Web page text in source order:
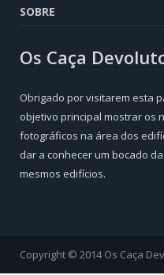
SOBRE
Os Caça
Obrigado por visitarem esta
objetivo principal mostrar os
fotográficos na área dos
dar a conhecer um bocado
mesmos edifícios.
Copyright © 2014 Os Caça